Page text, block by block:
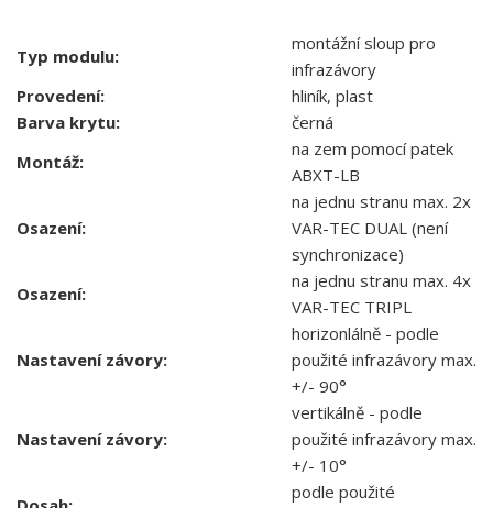
Typ modulu:
montážní sloup pro
infrazávory
Provedení:
hliník, plast
Barva krytu:
černá
Montáž:
na zem pomocí patek
ABXT-LB
Osazení:
na jednu stranu max. 2x
VAR-TEC DUAL (není
synchronizace)
Osazení:
na jednu stranu max. 4x
VAR-TEC TRIPL
Nastavení závory:
horizonlálně - podle
použité infrazávory max.
+/- 90°
Nastavení závory:
vertikálně - podle
použité infrazávory max.
+/- 10°
podle použité